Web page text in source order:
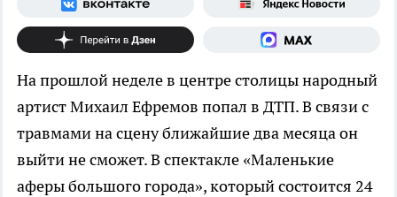
На прошлой неделе в центре столицы народный
артист Михаил Ефремов попал в ДТП. В связи с
травмами на сцену ближайшие два месяца он
выйти не сможет. В спектакле «Маленькие
аферы большого города», который состоится 24